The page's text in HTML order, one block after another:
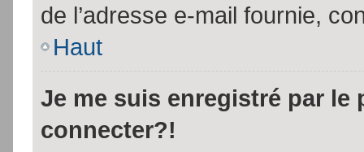
de l’adresse e-mail fournie,
Haut
Je me suis enregistré par le
connecter?!